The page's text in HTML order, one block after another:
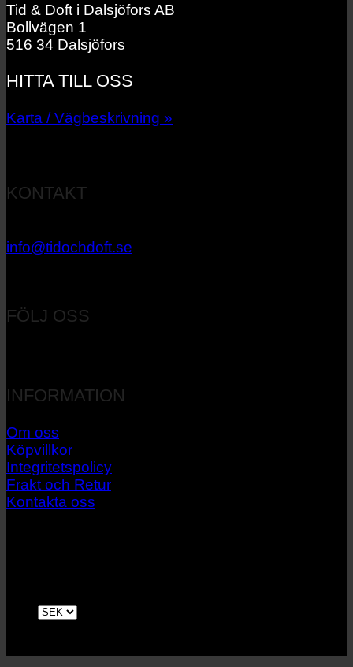
Tid & Doft i Dalsjöfors AB
Bollvägen 1
516 34 Dalsjöfors
HITTA TILL OSS
Karta / Vägbeskrivning »
KONTAKT
info@tidochdoft.se
FÖLJ OSS
INFORMATION
Om oss
Köpvillkor
Integritetspolicy
Frakt och Retur
Kontakta oss